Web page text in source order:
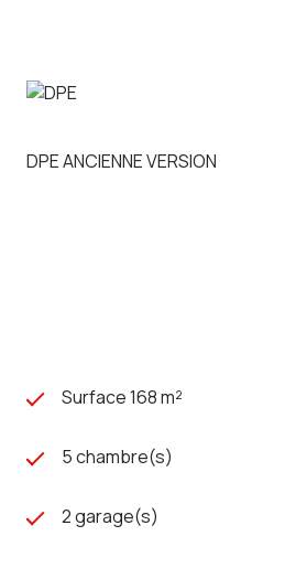
DPE ANCIENNE VERSION
Surface 168 m²
5 chambre(s)
2 garage(s)